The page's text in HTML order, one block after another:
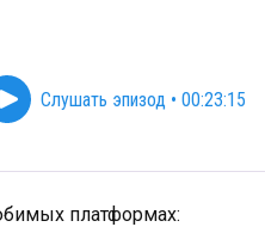
Слушать эпизод • 00:23:15
платформах: